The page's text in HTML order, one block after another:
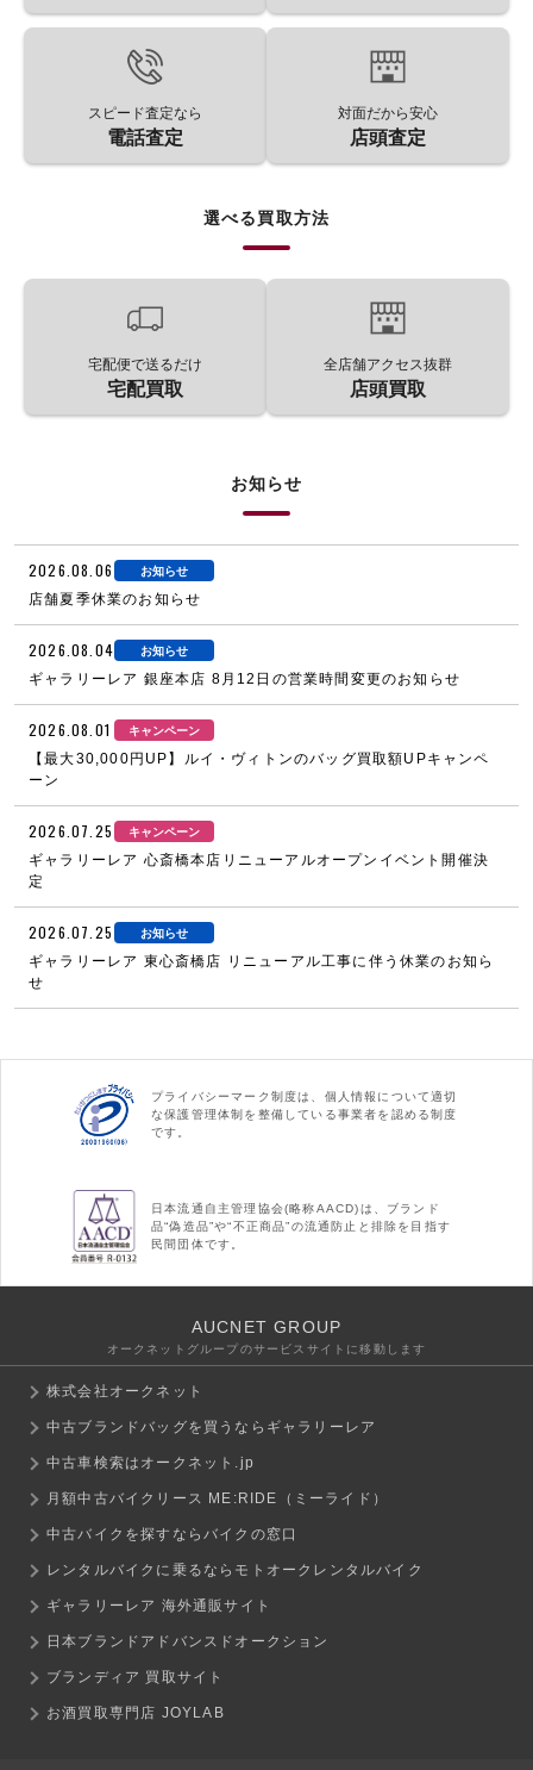
スピード査定なら
電話査定
対面だから安心
店頭査定
選べる買取方法
宅配便で送るだけ
宅配買取
全店舗アクセス抜群
店頭買取
お知らせ
2026.08.06 お知らせ
店舗夏季休業のお知らせ
2026.08.04 お知らせ
ギャラリーレア 銀座本店 8月12日の営業時間変更のお知らせ
2026.08.01 キャンペーン
【最大30,000円UP】ルイ・ヴィトンのバッグ買取額UPキャンペ
ーン
2026.07.25 キャンペーン
ギャラリーレア 心斎橋本店リニューアルオープンイベント開催決
定
2026.07.25 お知らせ
ギャラリーレア 東心斎橋店 リニューアル工事に伴う休業のお知ら
せ
プライバシーマーク制度は、個人情報について適切
な保護管理体制を整備している事業者を認める制度
です。
日本流通自主管理協会(略称AACD)は、ブランド
品“偽造品”や“不正商品”の流通防止と排除を目指す
民間団体です。
AUCNET GROUP
オークネットグループのサービスサイトに移動します
株式会社オークネット
中古ブランドバッグを買うならギャラリーレア
中古車検索はオークネット.jp
月額中古バイクリース ME:RIDE（ミーライド）
中古バイクを探すならバイクの窓口
レンタルバイクに乗るならモトオークレンタルバイク
ギャラリーレア 海外通販サイト
日本ブランドアドバンスドオークション
ブランディア 買取サイト
お酒買取専門店 JOYLAB